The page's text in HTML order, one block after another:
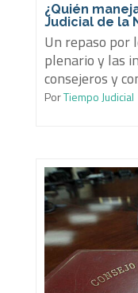
¿Quién
Judicial de la
Un repaso por
plenario y las
consejeros y
PorTiempo Judicial